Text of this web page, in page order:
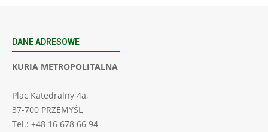
DANE ADRESOWE
KURIA METROPOLITALNA
Plac Katedralny 4a,
37-700 PRZEMYŚL
Tel.: +48 16 678 66 94